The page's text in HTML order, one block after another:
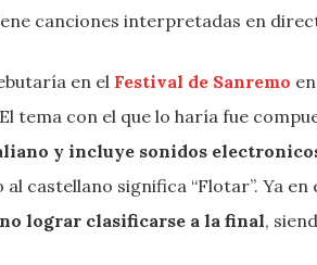
canciones interpretadas en
en el Festival de Sanremo
tema con el que lo haría fue
y incluye sonidos
castellano significa “Flotar”. Ya
no lograr clasificarse a la final,